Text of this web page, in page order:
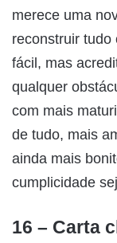
merece uma
reconstruir tudo
fácil, mas
qualquer
com mais
de tudo, mais
ainda mais
cumplicidade
16 – Carta